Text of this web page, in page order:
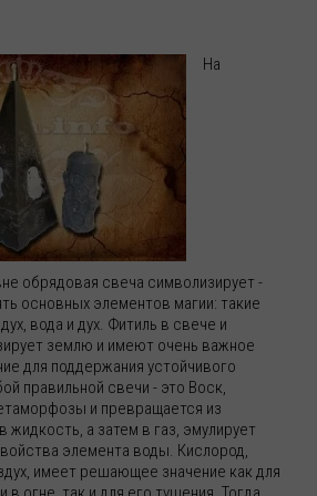
На
обрядовая свеча символизирует -
основных элементов магии: такие
вода и дух. Фитиль в свече и
землю и имеют очень важное
для поддержания устойчивого
правильной свечи - это Воск,
и превращается из
а затем в газ, эмулирует
элемента воды. Кислород,
имеет решающее значение как для